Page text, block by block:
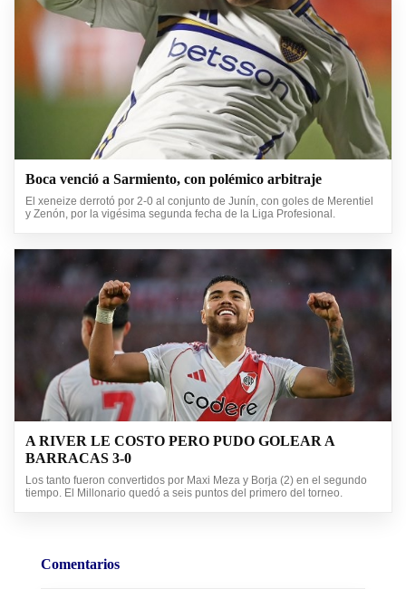
Boca venció a Sarmiento, con polémico arbitraje
El xeneize derrotó por 2-0 al conjunto de Junín, con goles de Merentiel
y Zenón, por la vigésima segunda fecha de la Liga Profesional.
A RIVER LE COSTO PERO PUDO GOLEAR A
BARRACAS 3-0
Los tanto fueron convertidos por Maxi Meza y Borja (2) en el segundo
tiempo. El Millonario quedó a seis puntos del primero del torneo.
Comentarios